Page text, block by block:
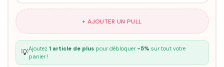
+ AJOUTER UN PULL
💡Ajoutez 1 article de pluspour débloquer -5% sur tout votre
panier !